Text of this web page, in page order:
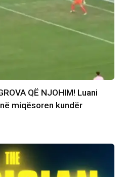
QË NJOHIM! Luani
miqësoren kundër